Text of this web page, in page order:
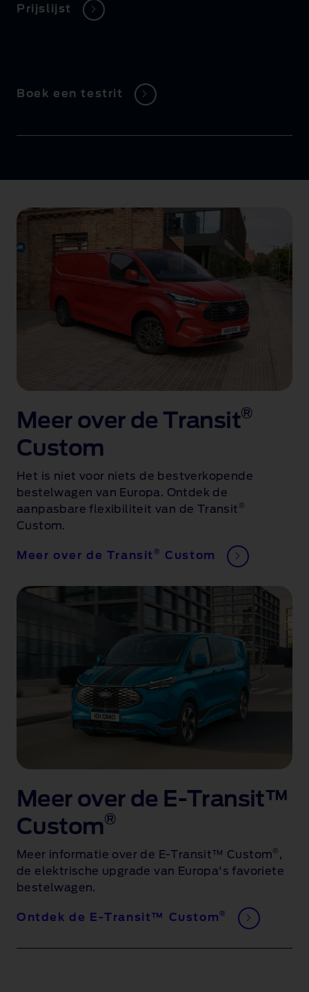
Prijslijst
Boek een testrit
Meer over de Transit®
Custom
Het is niet voor niets de bestverkopende
bestelwagen van Europa. Ontdek de
aanpasbare flexibiliteit van de Transit®
Custom.
Meer over de Transit ® Custom
Meer over de E-Transit™
Custom®
Meer informatie over de E-Transit™ Custom® ,
de elektrische upgrade van Europa's favoriete
bestelwagen.
Ontdek de E-Transit™ Custom®